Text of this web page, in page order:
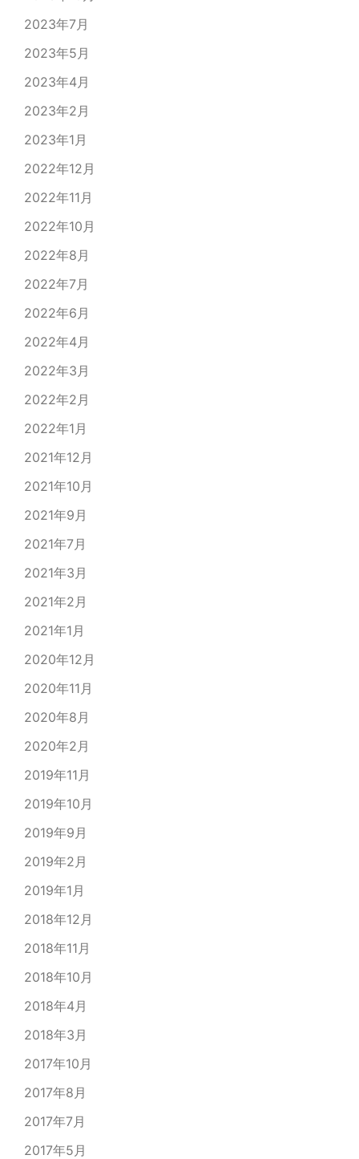
2023年7月
2023年5月
2023年4月
2023年2月
2023年1月
2022年12月
2022年11月
2022年10月
2022年8月
2022年7月
2022年6月
2022年4月
2022年3月
2022年2月
2022年1月
2021年12月
2021年10月
2021年9月
2021年7月
2021年3月
2021年2月
2021年1月
2020年12月
2020年11月
2020年8月
2020年2月
2019年11月
2019年10月
2019年9月
2019年2月
2019年1月
2018年12月
2018年11月
2018年10月
2018年4月
2018年3月
2017年10月
2017年8月
2017年7月
2017年5月